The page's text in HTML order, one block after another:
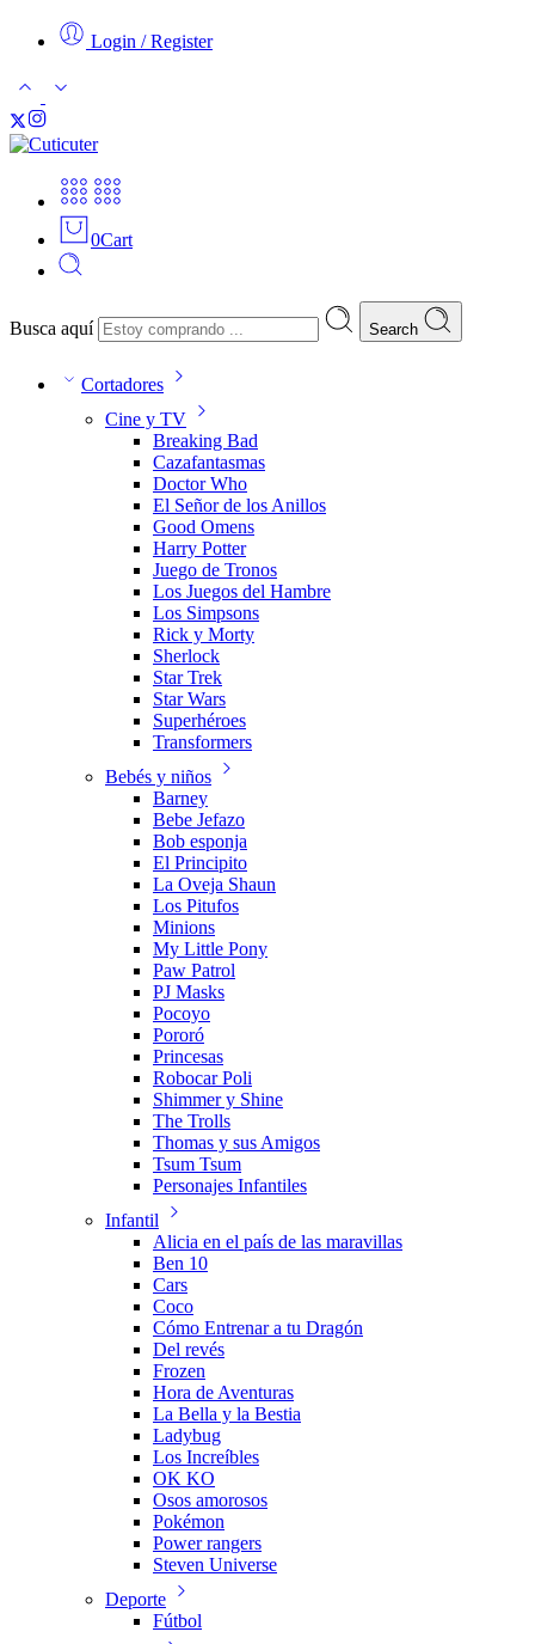
Login / Register
0Cart
Busca aquí Search
Cortadores
Cine y TV
Breaking Bad
Cazafantasmas
Doctor Who
El Señor de los Anillos
Good Omens
Harry Potter
Juego de Tronos
Los Juegos del Hambre
Los Simpsons
Rick y Morty
Sherlock
Star Trek
Star Wars
Superhéroes
Transformers
Bebés y niños
Barney
Bebe Jefazo
Bob esponja
El Principito
La Oveja Shaun
Los Pitufos
Minions
My Little Pony
Paw Patrol
PJ Masks
Pocoyo
Pororó
Princesas
Robocar Poli
Shimmer y Shine
The Trolls
Thomas y sus Amigos
Tsum Tsum
Personajes Infantiles
Infantil
Alicia en el país de las maravillas
Ben 10
Cars
Coco
Cómo Entrenar a tu Dragón
Del revés
Frozen
Hora de Aventuras
La Bella y la Bestia
Ladybug
Los Increíbles
OK KO
Osos amorosos
Pokémon
Power rangers
Steven Universe
Deporte
Fútbol